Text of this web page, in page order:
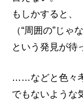
もしかすると、
（“周囲の”じゃ
という発見が待
……などと色々
でもないような